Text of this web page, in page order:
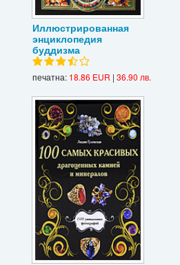
Иллюстрированная
энциклопедия
буддизма
печатна: 18.86 EUR | 36.90 лв.